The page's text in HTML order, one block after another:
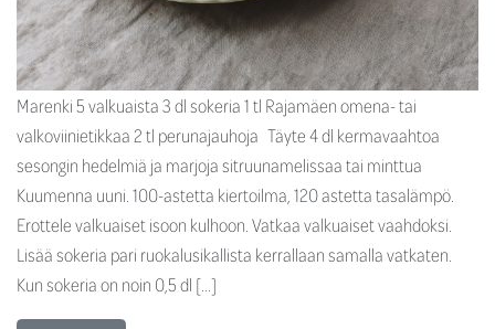
Marenki 5 valkuaista 3 dl sokeria 1 tl Rajamäen omena- tai
valkoviinietikkaa 2 tl perunajauhoja Täyte 4 dl kermavaahtoa
sesongin hedelmiä ja marjoja sitruunamelissaa tai minttua
Kuumenna uuni. 100-astetta kiertoilma, 120 astetta tasalämpö.
Erottele valkuaiset isoon kulhoon. Vatkaa valkuaiset vaahdoksi.
Lisää sokeria pari ruokalusikallista kerrallaan samalla vatkaten.
Kun sokeria on noin 0,5 dl […]